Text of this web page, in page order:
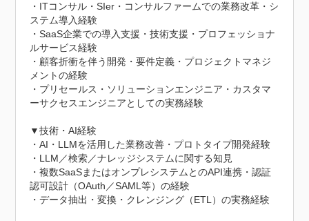
・ITコンサル・SIer・コンサルファームでの業務改革・シ
ステム導入経験
・SaaS企業での導入支援・技術支援・プロフェッショナ
ルサービス経験
・顧客折衝を伴う開発・要件定義・プロジェクトマネジ
メントの経験
・プリセールス・ソリューションエンジニア・カスタマ
ーサクセスエンジニアとしての実務経験
▼技術・AI経験
・AI・LLMを活用した業務改善・プロトタイプ開発経験
・LLM／検索／ナレッジシステムに関する知見
・複数SaaSまたはオンプレシステムとのAPI連携・認証
認可設計（OAuth／SAML等）の経験
・データ抽出・変換・クレンジング（ETL）の実務経験